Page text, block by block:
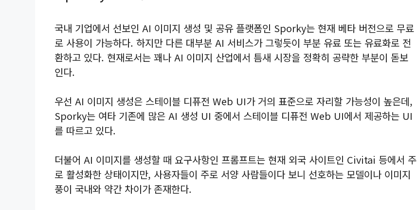
국내 기업에서 선보인 AI 이미지 생성 및 공유 플랫폼인 Sporky는 현재 베타 버전으로 무료
로 사용이 가능하다. 하지만 다른 대부분 AI 서비스가 그렇듯이 부분 유료 또는 유료화로 전
환하고 있다. 현재로서는 꽤나 AI 이미지 산업에서 틈새 시장을 정확히 공략한 부분이 돋보
인다.
우선 AI 이미지 생성은 스테이블 디퓨전 Web UI가 거의 표준으로 자리할 가능성이 높은데,
Sporky는 여타 기존에 많은 AI 생성 UI 중에서 스테이블 디퓨전 Web UI에서 제공하는 UI
를 따르고 있다.
더불어 AI 이미지를 생성할 때 요구사항인 프롬프트는 현재 외국 사이트인 Civitai 등에서 주
로 활성화한 상태이지만, 사용자들이 주로 서양 사람들이다 보니 선호하는 모델이나 이미지
풍이 국내와 약간 차이가 존재한다.